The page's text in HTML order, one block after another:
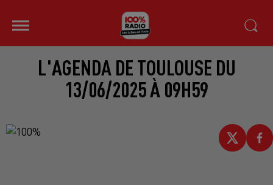
L'AGENDA DE TOULOUSE DU
13/06/2025 À 09H59